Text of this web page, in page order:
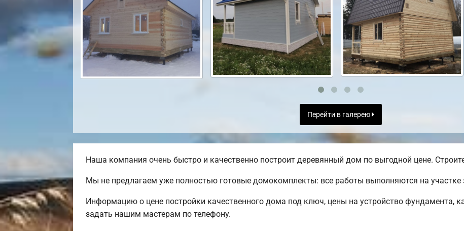
Перейти в галерею
Наша компания очень быстро и качественно построит деревянный дом по выгодной цене.
Мы не предлагаем уже полностью готовые домокомплекты: все работы выполняются на участке
Информацию о цене постройки качественного дома под ключ, цены на устройство фундамента,
задать нашим мастерам по телефону.